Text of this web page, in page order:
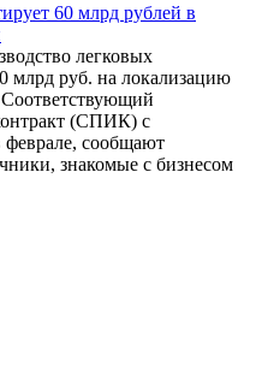
60 млрд рублей в
легковых
млрд руб. на локализацию
(СПИК) с
сообщают
знакомые с бизнесом